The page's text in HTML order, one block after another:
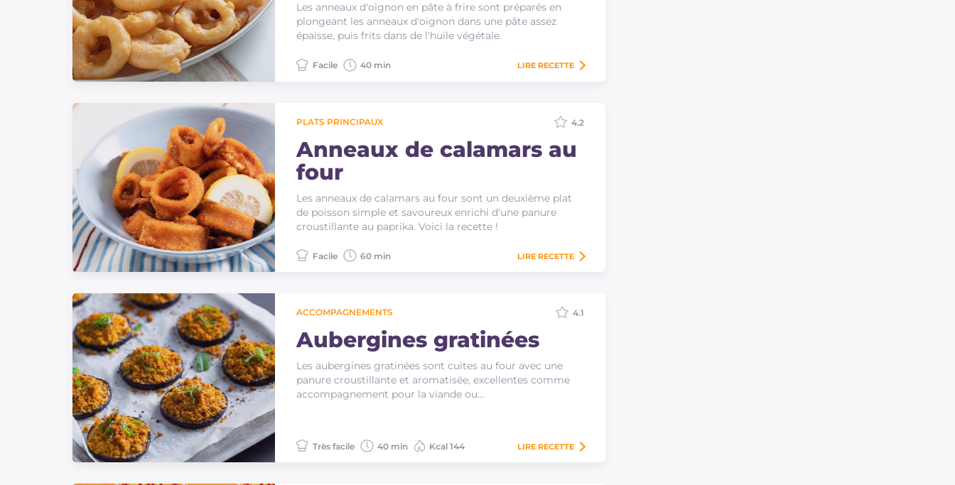
Instagram
Les anneaux d'oignon en pâte à frire sont préparés en
plongeant les anneaux d'oignon dans une pâte assez
épaisse, puis frits dans de l'huile végétale.
Facile 40 min LIRE RECETTE
PLATS PRINCIPAUX
Anneaux de calamars au
four
Les anneaux de calamars au four sont un deuxième plat
de poisson simple et savoureux enrichi d'une panure
croustillante au paprika. Voici la recette !
4.2
Facile 60 min LIRE RECETTE
ACCOMPAGNEMENTS
Aubergines gratinées
Les aubergines gratinées sont cuites au four avec une
panure croustillante et aromatisée, excellentes comme
accompagnement pour la viande ou…
4.1
Très facile 40 min Kcal 144 LIRE RECETTE